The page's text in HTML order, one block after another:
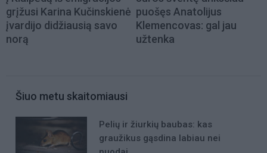
grįžusi Karina Kučinskienė
įvardijo didžiausią savo
norą
puošęs Anatolijus
Klemencovas: gal jau
užtenka
Šiuo metu skaitomiausi
Pelių ir žiurkių baubas: kas
graužikus gąsdina labiau nei